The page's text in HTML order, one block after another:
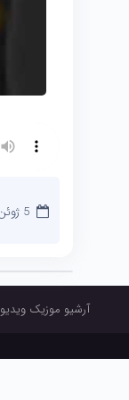
5 ژوئن 2025
آرشیو موزیک ویدیو